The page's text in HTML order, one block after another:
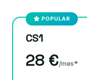
POPULAR
CS1
28 €/mes*